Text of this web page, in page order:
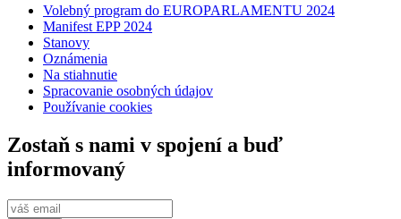
Volebný program do EUROPARLAMENTU 2024
Manifest EPP 2024
Stanovy
Oznámenia
Na stiahnutie
Spracovanie osobných údajov
Používanie cookies
Zostaň s nami v spojení a buď
informovaný